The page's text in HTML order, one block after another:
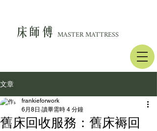
床師傅 MASTER MATTRESS
文章
舊床回收服務：舊床褥回
frankieforwork
6月8日 讀畢需時 4 分鐘